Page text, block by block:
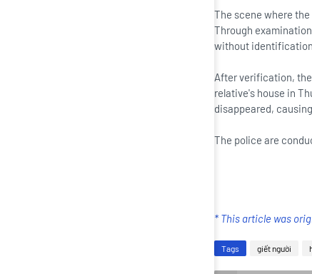
The scene where
Through
without
After verification,
relative's house in
disappeared,
The police are
* This article was
Tags giết người